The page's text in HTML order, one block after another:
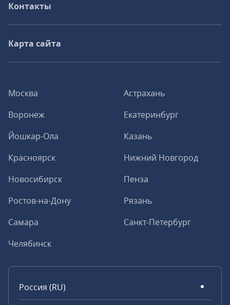
Москва
Астрахань
Воронеж
Екатеринбург
Йошкар-Ола
Казань
Красноярск
Нижний Новгород
Новосибирск
Пенза
Ростов-на-Дону
Рязань
Самара
Санкт-Петербург
Челябинск
Россия (RU)
Контакты
Карта сайта